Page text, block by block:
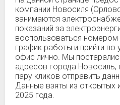
компании Новосиля
занимаются
показаний за
воспользоваться номером
график работы и прийти по
офис лично. Мы
адресов города
пару кликов отправить
Данные взяты из открытых
2025 года.